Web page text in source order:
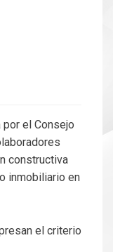
por el Consejo
constructiva
inmobiliario en
el criterio